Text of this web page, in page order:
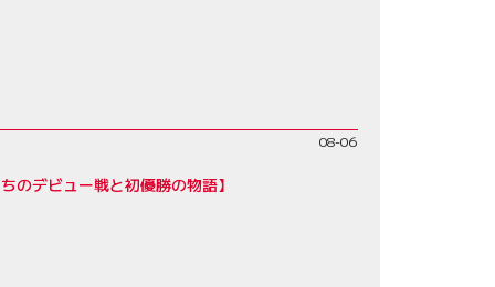
08-06
のデビュー戦と初優勝の物語】